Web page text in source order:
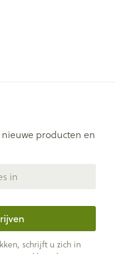
producten en
schrijft u zich in